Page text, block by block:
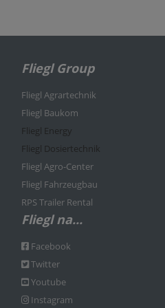
Fliegl Group
Fliegl Agrartechnik
Fliegl Baukom
Fliegl Energy
Fliegl Dosiertechnik
Fliegl Agro-Center
Fliegl Fahrzeugbau
RPS Trailer Rental
Fliegl na...
Facebook
Twitter
Youtube
Instagram